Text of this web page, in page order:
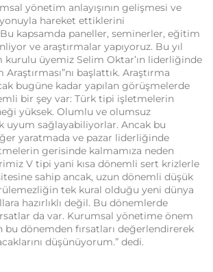
yönetim anlayışının gelişmesi ve
hareket ettiklerini
kapsamda paneller, seminerler, eğitim
ve araştırmalar yapıyoruz. Bu yıl
üyemiz Selim Oktar’ın liderliğinde
başlattık. Araştırma
bugüne kadar yapılan görüşmelerde
bir şey var: Türk tipi işletmelerin
yüksek. Olumlu ve olumsuz
uyum sağlayabiliyorlar. Ancak bu
yaratmada ve pazar liderliğinde
gerisinde kalmamıza neden
V tipi yani kısa dönemli sert krizlerle
sahip ancak, uzun dönemli düşük
tek kural olduğu yeni dünya
hazırlıklı değil. Bu dönemlerde
da var. Kurumsal yönetime önem
bu dönemden fırsatları değerlendirerek
düşünüyorum.” dedi.